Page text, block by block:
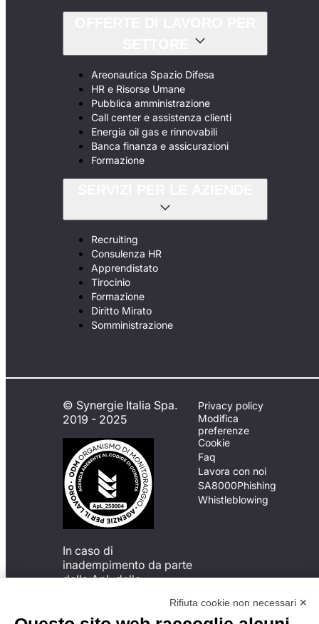
Areonautica Spazio Difesa
HR e Risorse Umane
Pubblica amministrazione
Call center e assistenza clienti
Energia oil gas e rinnovabili
Banca finanza e assicurazioni
Formazione
Recruiting
Consulenza HR
Apprendistato
Tirocinio
Formazione
Diritto Mirato
Somministrazione
© Synergie Italia Spa.
2019 - 2025
In caso di
inadempimento da parte
della ApL delle
del Codice di Condotta, è
Privacy policy
Modifica
preferenze
Cookie
Faq
Lavora con noi
SA8000Phishing
Whistleblowing
Rifiuta cookie non necessari ✕